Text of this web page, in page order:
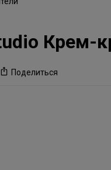
Крем-
Поделиться